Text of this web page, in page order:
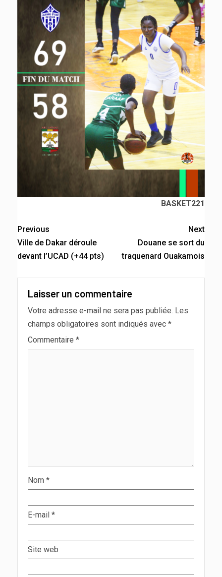
BASKET221
Previous
Ville de Dakar déroule
devant l’UCAD (+44 pts)
Next
Douane se sort du
traquenard Ouakamois
Laisser un commentaire
Votre adresse e-mail ne sera pas publiée. Les
champs obligatoires sont indiqués avec *
Commentaire *
Nom *
E-mail *
Site web